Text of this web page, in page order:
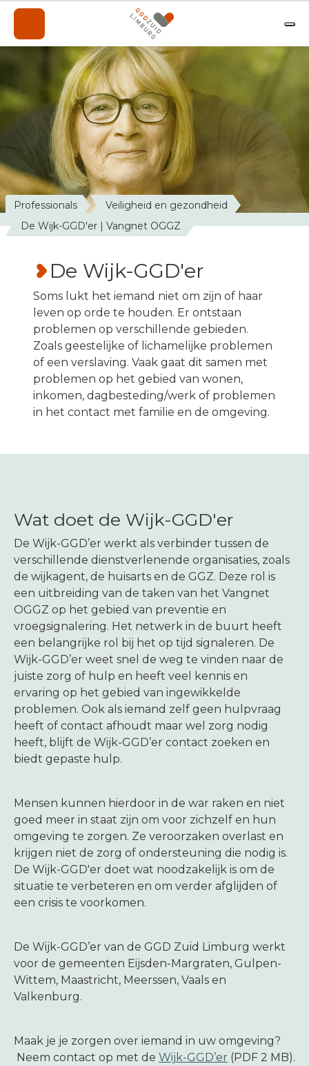
Professionals
Over de GGD
A-Z
Contact
Nieuws
Werken bij de GGD
Melding maken
Professionals
Veiligheid en gezondheid
De Wijk-GGD'er | Vangnet OGGZ
De Wijk-GGD'er
Soms lukt het iemand niet om zijn of haar
leven op orde te houden. Er ontstaan
problemen op verschillende gebieden.
Zoals geestelijke of lichamelijke problemen
of een verslaving. Vaak gaat dit samen met
problemen op het gebied van wonen,
inkomen, dagbesteding/werk of problemen
in het contact met familie en de omgeving.
Wat doet de Wijk-GGD'er
De Wijk-GGD’er werkt als verbinder tussen de
verschillende dienstverlenende organisaties, zoals
de wijkagent, de huisarts en de GGZ. Deze rol is
een uitbreiding van de taken van het Vangnet
OGGZ op het gebied van preventie en
vroegsignalering. Het netwerk in de buurt heeft
een belangrijke rol bij het op tijd signaleren. De
Wijk-GGD’er weet snel de weg te vinden naar de
juiste zorg of hulp en heeft veel kennis en
ervaring op het gebied van ingewikkelde
problemen. Ook als iemand zelf geen hulpvraag
heeft of contact afhoudt maar wel zorg nodig
heeft, blijft de Wijk-GGD’er contact zoeken en
biedt gepaste hulp.
Mensen kunnen hierdoor in de war raken en niet
goed meer in staat zijn om voor zichzelf en hun
omgeving te zorgen. Ze veroorzaken overlast en
krijgen niet de zorg of ondersteuning die nodig is.
De Wijk-GGD'er doet wat noodzakelijk is om de
situatie te verbeteren en om verder afglijden of
een crisis te voorkomen.
De Wijk-GGD’er van de GGD Zuid Limburg werkt
voor de gemeenten Eijsden-Margraten, Gulpen-
Wittem, Maastricht, Meerssen, Vaals en
Valkenburg.
Maak je je zorgen over iemand in uw omgeving?
Neem contact op met de Wijk-GGD’er (PDF 2 MB).